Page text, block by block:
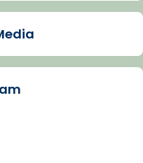
(OpenAI)